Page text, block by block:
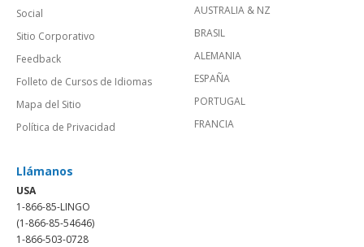
Social
Sitio Corporativo
Feedback
Folleto de Cursos de Idiomas
Mapa del Sitio
Política de Privacidad
AUSTRALIA & NZ
BRASIL
ALEMANIA
ESPAÑA
PORTUGAL
FRANCIA
Llámanos
USA
1-866-85-LINGO
(1-866-85-54646)
1-866-503-0728